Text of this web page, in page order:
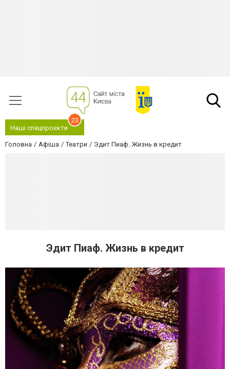
Наші спецпроєкти
23
Головна Афіша Театри Эдит Пиаф. Жизнь в кредит
Эдит Пиаф. Жизнь в кредит